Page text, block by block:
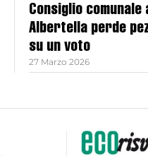
Consiglio comunale
Albertella perde
su un voto
27 Marzo 2026